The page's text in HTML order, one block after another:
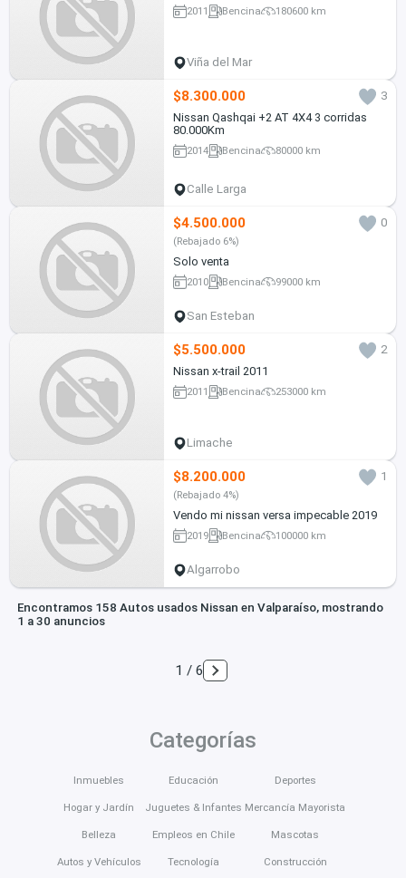
2011 Bencina 180600 km
Viña del Mar
$8.300.000
3
Nissan Qashqai +2 AT 4X4 3 corridas
80.000Km
2014 Bencina 80000 km
Calle Larga
$4.500.000 0
(Rebajado 6%)
Solo venta
2010 Bencina 99000 km
San Esteban
$5.500.000
2
Nissan x-trail 2011
2011 Bencina 253000 km
Limache
$8.200.000 1
(Rebajado 4%)
Vendo mi nissan versa impecable 2019
2019 Bencina 100000 km
Algarrobo
Encontramos 158 Autos usados Nissan en Valparaíso, mostrando
1 a 30 anuncios
1 / 6
Categorías
Inmuebles
Hogar y Jardín
Belleza
Autos y Vehículos
Educación
Juguetes & Infantes
Empleos en Chile
Tecnología
Deportes
Mercancía Mayorista
Mascotas
Construcción